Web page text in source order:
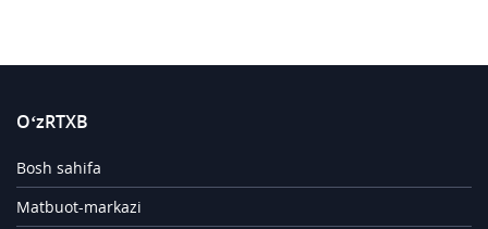
O‘zRTXB
Bosh sahifa
Matbuot-markazi